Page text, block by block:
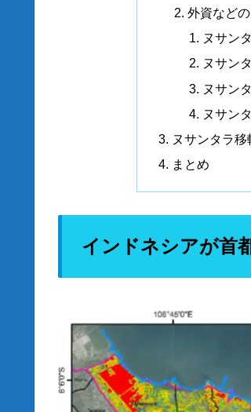
外資など
ヌサン
ヌサン
ヌサン
ヌサン
ヌサンタラ
まとめ
インドネシアが首